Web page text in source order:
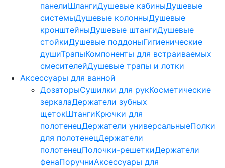
панелиШлангиДушевые кабиныДушевые
системыДушевые колонныДушевые
кронштейныДушевые штангиДушевые
стойкиДушевые поддоныГигиенические
душиТрапыКомпоненты для встраиваемых
смесителейДушевые трапы и лотки
Аксессуары для ванной
ДозаторыСушилки для рукКосметические
зеркалаДержатели зубных
щетокШтангиКрючки для
полотенецДержатели универсальныеПолки
для полотенецДержатели
полотенецПолочки-решеткиДержатели
фенаПоручниАксессуары для